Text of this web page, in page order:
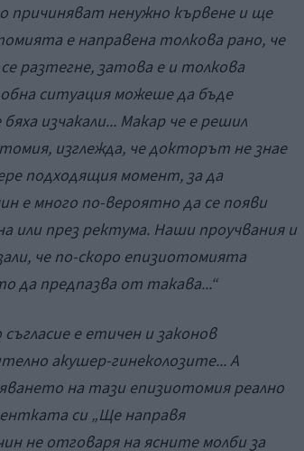
причиняват ненужно кървене и ще
е направена толкова рано, че
разтегне, затова е и толкова
ситуация можеше да бъде
изчакали... Макар че е решил
изглежда, че докторът не знае
подходящия момент, за да
е много по-вероятно да се появи
или през ректума. Наши проучвания и
че по-скоро епизиотомията
да предпазва от такава...“
е етичен и законов
акушер-гинеколозите... А
на тази епизиотомия реално
си „Ще направя
не отговаря на ясните молби за